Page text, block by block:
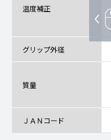
温度補正
グリップ外径
質量
ＪＡＮコード